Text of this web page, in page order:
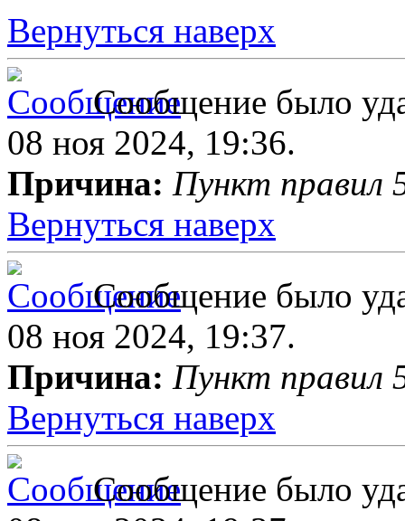
Вернуться наверх
Сообщение было
08 ноя 2024, 19:36.
Причина: Пункт правил
Вернуться наверх
Сообщение было
08 ноя 2024, 19:37.
Причина: Пункт правил
Вернуться наверх
Сообщение было